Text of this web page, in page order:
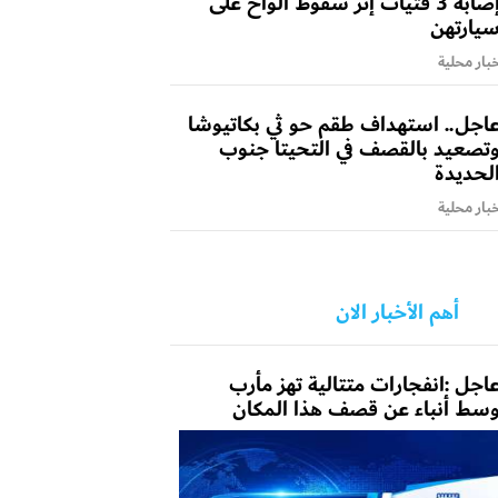
محلية
استهداف طقم حو ثي بكاتيوشا
وتصعيد بالقصف في التحيتا جنوب
الحديدة
محلية
أهم الأخبار الان
:انفجارات متتالية تهز مأرب
وسط أنباء عن قصف هذا المكان